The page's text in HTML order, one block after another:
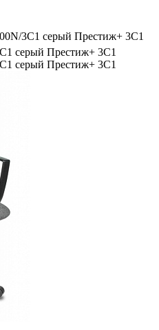
3C1 серый Престиж+ 3C1
серый Престиж+ 3C1
серый Престиж+ 3C1